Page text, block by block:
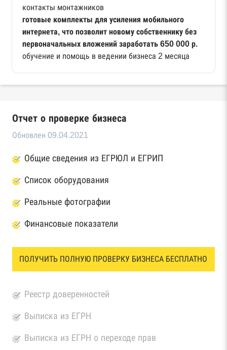
контакты монтажников
готовые комплекты для усиления мобильного
интернета, что позволит новому собственнику без
первоначальных вложений заработать 650 000 р.
обучение и помощь в ведении бизнеса 2 месяца
Отчет о проверке бизнеса
Обновлен 09.04.2021
Общие сведения из ЕГРЮЛ и ЕГРИП
Список оборудования
Реальные фотографии
Финансовые показатели
ПОЛУЧИТЬ ПОЛНУЮ ПРОВЕРКУ БИЗНЕСА БЕСПЛАТНО
Реестр доверенностей
Выписка из ЕГРН
Выписка из ЕГРН о переходе прав